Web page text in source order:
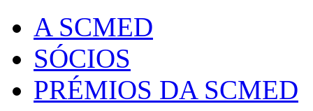
A SCMED
SÓCIOS
PRÉMIOS DA SCMED